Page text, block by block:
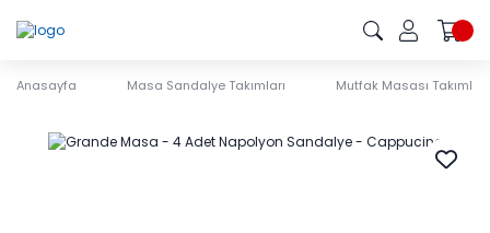
Anasayfa Masa Sandalye Takımları Mutfak Masası Takımları